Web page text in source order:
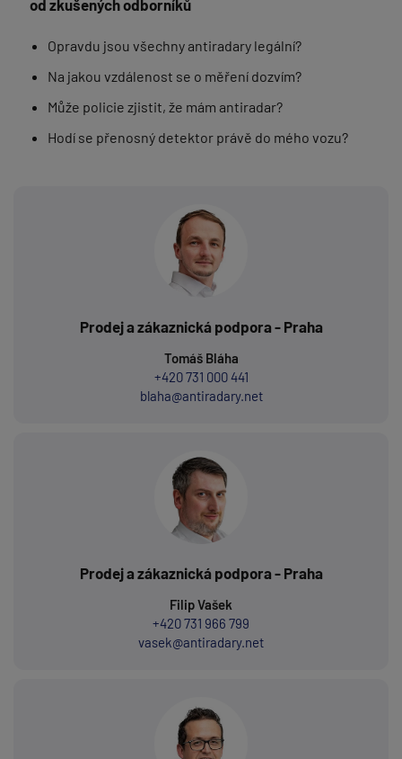
od zkušených odborníků
Opravdu jsou všechny antiradary legální?
Na jakou vzdálenost se o měření dozvím?
Může policie zjistit, že mám antiradar?
Hodí se přenosný detektor právě do mého vozu?
Prodej a zákaznická podpora - Praha
Tomáš Bláha
+420 731 000 441
blaha@antiradary.net
Prodej a zákaznická podpora - Praha
Filip Vašek
+420 731 966 799
vasek@antiradary.net